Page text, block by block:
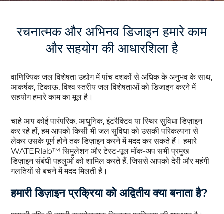
रचनात्मक और अभिनव डिजाइन हमारे काम
और सहयोग की आधारशिला है
वाणिज्यिक जल विशेषता उद्योग में पांच दशकों से अधिक के अनुभव के साथ,
आकर्षक, टिकाऊ, विश्व स्तरीय जल विशेषताओं को डिजाइन करने में
सहयोग हमारे काम का मूल है।
चाहे आप कोई पारंपरिक, आधुनिक, इंटरैक्टिव या स्थिर सुविधा डिज़ाइन
कर रहे हों, हम आपको किसी भी जल सुविधा को उसकी परिकल्पना से
लेकर उसके पूर्ण होने तक डिज़ाइन करने में मदद कर सकते हैं। हमारे
WATERlab™ सिमुलेशन और टेस्ट-पूल मॉक-अप सभी प्रमुख
डिज़ाइन संबंधी पहलुओं को शामिल करते हैं, जिससे आपको देरी और महंगी
गलतियों से बचने में मदद मिलती है।
हमारी डिज़ाइन प्रक्रिया को अद्वितीय क्या बनाता है?